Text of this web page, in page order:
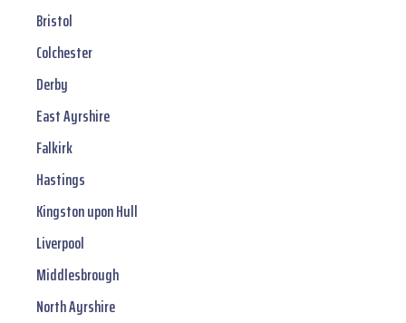
Bristol
Colchester
Derby
East Ayrshire
Falkirk
Hastings
Kingston upon Hull
Liverpool
Middlesbrough
North Ayrshire